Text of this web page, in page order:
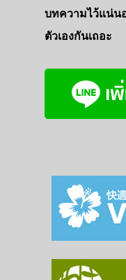
บทความไว้แน่น
ตัวเองกันเถอะ